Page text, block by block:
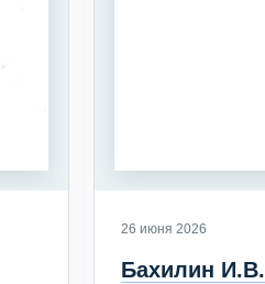
26 июня 2026
Бахилин И.В.